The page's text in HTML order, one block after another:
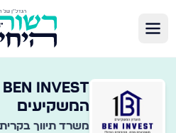
מאגר מקיף של משרדי תיווך נדל״ן
המשקיעים
משרד תיווך ב